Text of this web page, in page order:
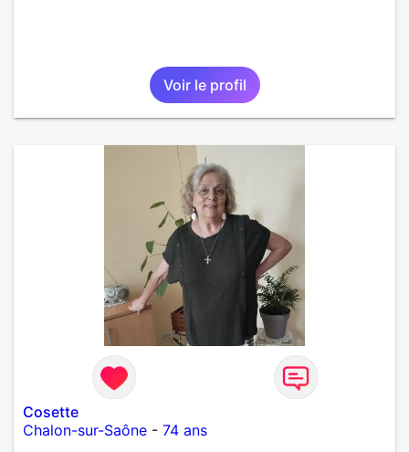
Voir le profil
Cosette
Chalon-sur-Saône - 74 ans